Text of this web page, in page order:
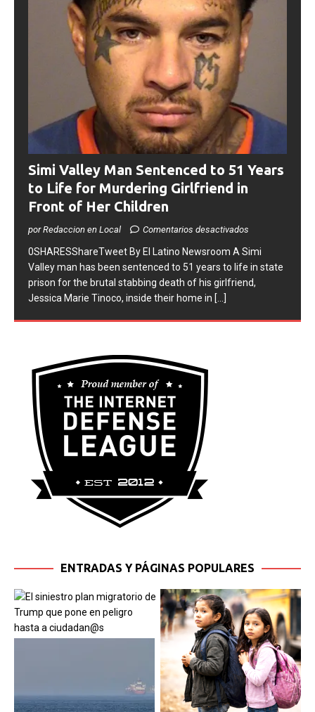
Simi Valley Man Sentenced to 51 Years
to Life for Murdering Girlfriend in
Front of Her Children
0SHARESShareTweet ​By El Latino Newsroom ​A Simi
Valley man has been sentenced to 51 years to life in state
prison for the brutal stabbing death of his girlfriend,
[...]